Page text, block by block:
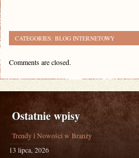
CATEGORIES: BLOG INTERNETOWY
Comments are closed.
Ostatnie wpisy
Trendy i Nowości w Branży
13 lipca, 2026